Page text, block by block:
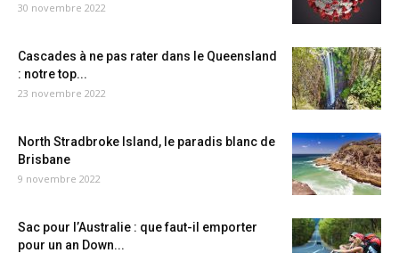
30 novembre 2022
Cascades à ne pas rater dans le Queensland
: notre top...
23 novembre 2022
North Stradbroke Island, le paradis blanc de
Brisbane
9 novembre 2022
Sac pour l’Australie : que faut-il emporter
pour un an Down...